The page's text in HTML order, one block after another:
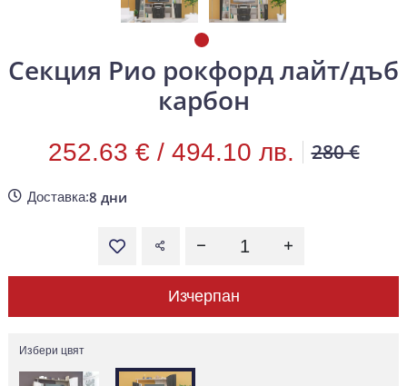
Секция Рио рокфорд лайт/дъб
карбон
252.63 € / 494.10 лв. 280 €
Доставка:8 дни
Изчерпан
Избери цвят